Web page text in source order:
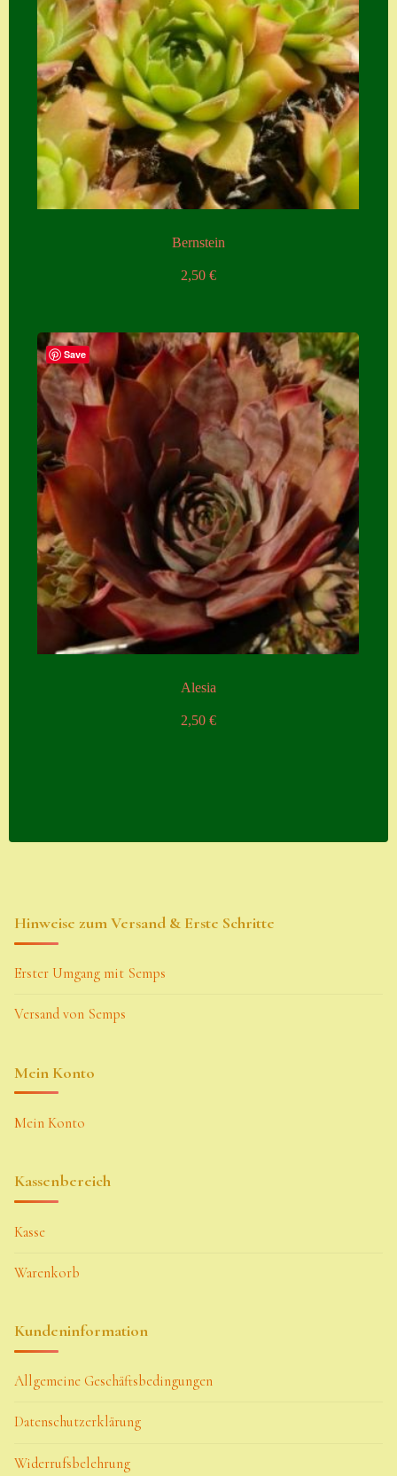
Bernstein
2,50 €
Save
Alesia
2,50 €
Hinweise zum Versand & Erste Schritte
Erster Umgang mit Semps
Versand von Semps
Mein Konto
Mein Konto
Kassenbereich
Kasse
Warenkorb
Kundeninformation
Allgemeine Geschäftsbedingungen
Datenschutzerklärung
Widerrufsbelehrung